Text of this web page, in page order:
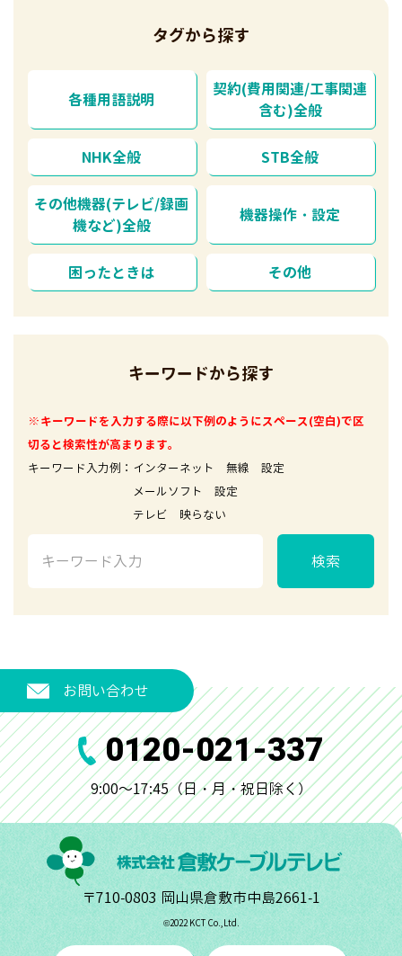
タグから探す
各種用語説明
契約(費用関連/工事関連
含む)全般
NHK全般 STB全般
その他機器(テレビ/録画
機など)全般
機器操作・設定
困ったときは その他
キーワードから探す
※キーワードを入力する際に以下例のようにスペース(空白)で区
切ると検索性が高まります。
キーワード入力例：インターネット 無線 設定
メールソフト 設定
テレビ 映らない
検索
お問い合わせ
0120-021-337
9:00～17:45（日・月・祝日除く）
〒710-0803 岡山県倉敷市中島2661-1
©︎2022 KCT Co.,Ltd.